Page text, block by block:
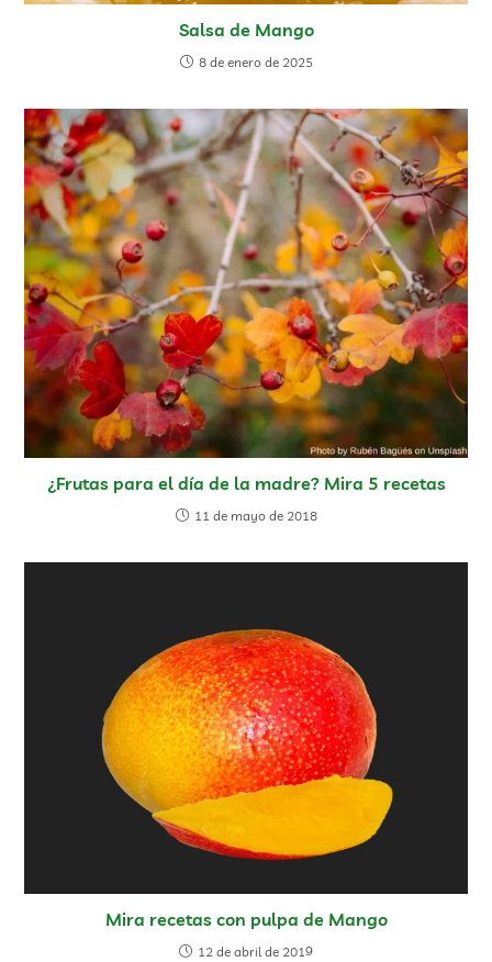
Salsa de Mango
8 de enero de 2025
¿Frutas para el día de la madre? Mira 5 recetas
11 de mayo de 2018
Mira recetas con pulpa de Mango
12 de abril de 2019